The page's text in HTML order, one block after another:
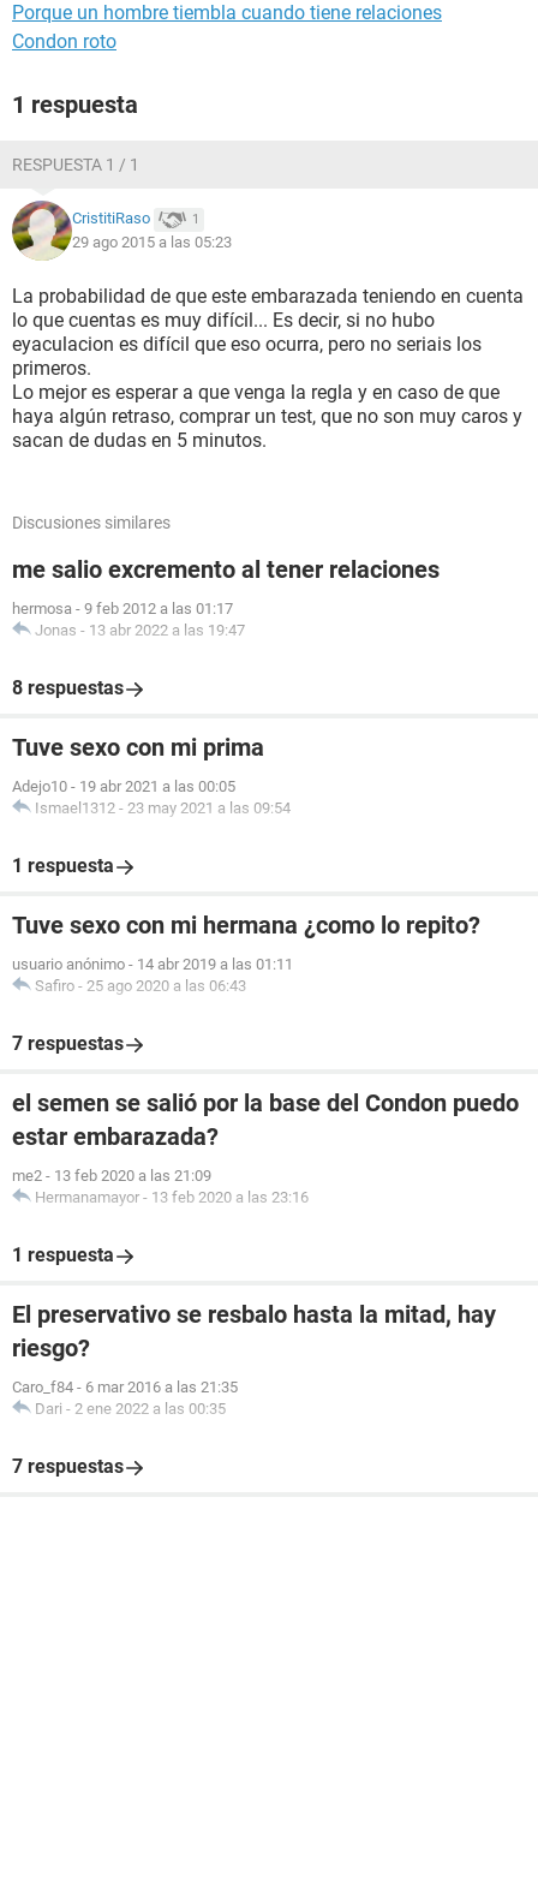
Porque un hombre tiembla cuando tiene relaciones
Condon roto
1 respuesta
RESPUESTA 1 / 1
CristitiRaso 1
29 ago 2015 a las 05:23
La probabilidad de que este embarazada teniendo en cuenta
lo que cuentas es muy difícil... Es decir, si no hubo
eyaculacion es difícil que eso ocurra, pero no seriais los
primeros.
Lo mejor es esperar a que venga la regla y en caso de que
haya algún retraso, comprar un test, que no son muy caros y
sacan de dudas en 5 minutos.
Discusiones similares
me salio excremento al tener relaciones
hermosa - 9 feb 2012 a las 01:17
Jonas - 13 abr 2022 a las 19:47
8 respuestas
Tuve sexo con mi prima
Adejo10 - 19 abr 2021 a las 00:05
Ismael1312 - 23 may 2021 a las 09:54
1 respuesta
Tuve sexo con mi hermana ¿como lo repito?
usuario anónimo - 14 abr 2019 a las 01:11
Safiro - 25 ago 2020 a las 06:43
7 respuestas
el semen se salió por la base del Condon puedo
estar embarazada?
me2 - 13 feb 2020 a las 21:09
Hermanamayor - 13 feb 2020 a las 23:16
1 respuesta
El preservativo se resbalo hasta la mitad, hay
riesgo?
Caro_f84 - 6 mar 2016 a las 21:35
Dari - 2 ene 2022 a las 00:35
7 respuestas